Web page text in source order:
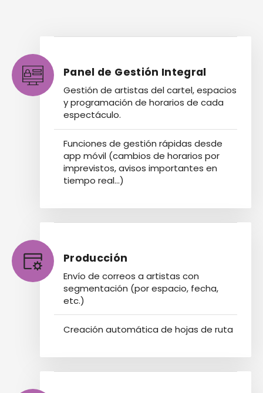
Panel de Gestión Integral
Gestión de artistas del cartel, espacios
y programación de horarios de cada
espectáculo.
Funciones de gestión rápidas desde
app móvil (cambios de horarios por
imprevistos, avisos importantes en
tiempo real…)
Producción
Envío de correos a artistas con
segmentación (por espacio, fecha,
etc.)
Creación automática de hojas de ruta